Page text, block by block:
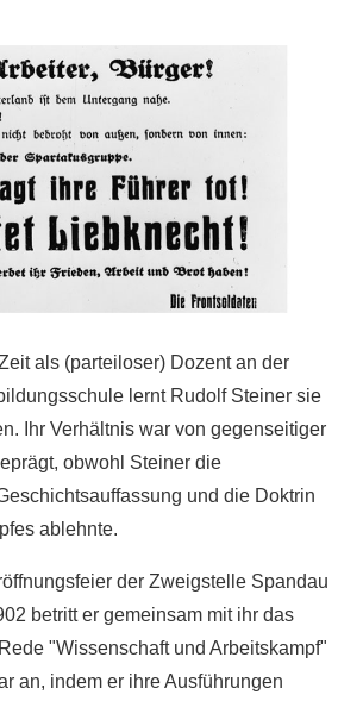
als (parteiloser) Dozent an der
lernt Rudolf Steiner sie
Ihr Verhältnis war von gegenseitiger
obwohl Steiner die
und die Doktrin
ablehnte.
der Zweigstelle Spandau
betritt er gemeinsam mit ihr das
"Wissenschaft und Arbeitskampf"
an, indem er ihre Ausführungen